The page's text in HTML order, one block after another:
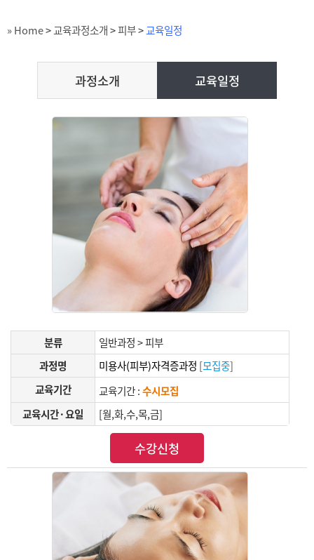
» Home>교육과정소개>피부>교육일정
과정소개 교육일정
분류
일반과정 > 피부
과정명
미용사(피부)자격증과정 [모집중]
교육기간
교육기간 :수시모집
교육시간·요일
[월,화,수,목,금]
수강신청